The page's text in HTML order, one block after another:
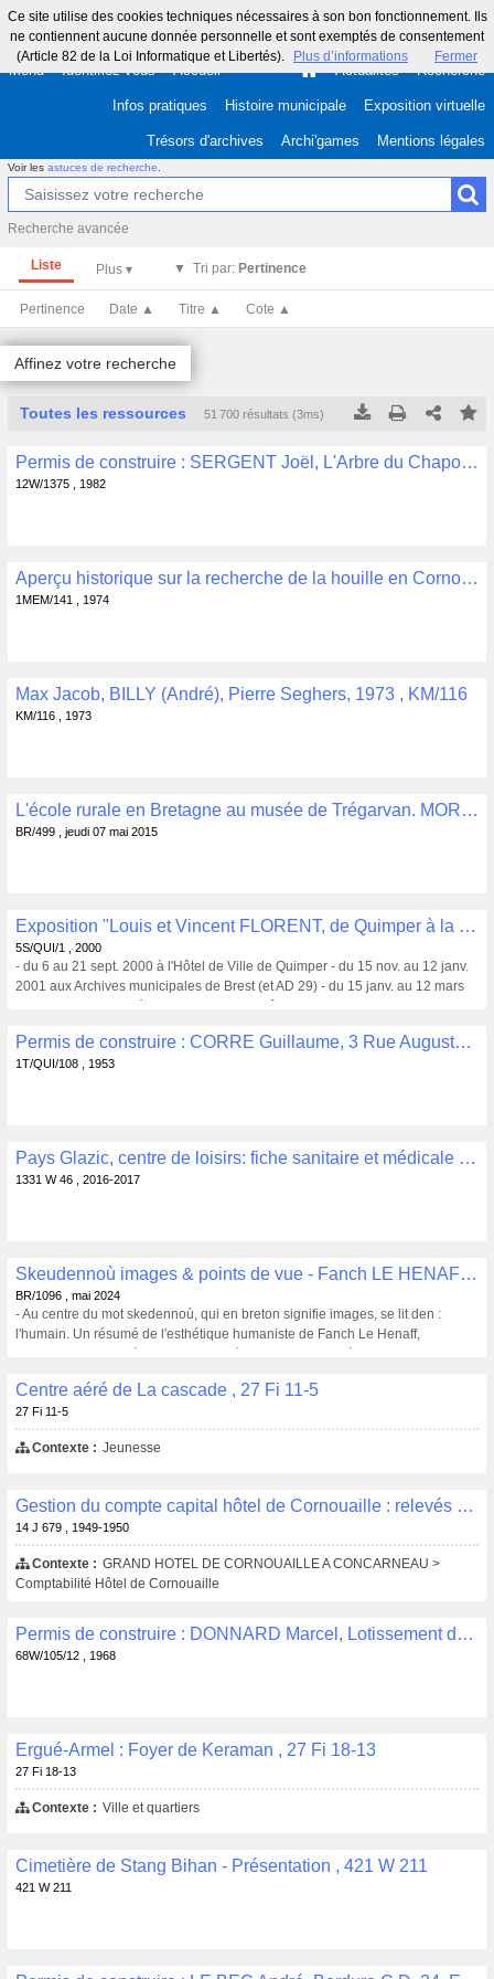
Ce site utilise des cookies techniques nécessaires à son bon fonctionnement. Ils
ne contiennent aucune donnée personnelle et sont exemptés de consentement
(Article 82 de la Loi Informatique et Libertés).
Plus d’informations Fermer
Menu Identifiez-vous Accueil Actualités Recherche
Infos pratiques Histoire municipale Exposition virtuelle
Trésors d'archives Archi'games Mentions légales
Voir les astuces de recherche
Recherche avancée
Liste Tri par: Pertinence
Pertinence Date ▲ Titre ▲ Cote ▲
Affinez votre recherche
Cette pageCette page
Toutes les ressources 51 700 résultats (3ms)
Permis de construire : SERGENT Joël, L'Arbre du Chapon, Ergué-Armel, garage, N° de PC : 1405 accordé le 19-01-1982 , 12W/1375
12W/1375 , 1982
Aperçu historique sur la recherche de la houille en Cornouaille (XVIII-XIXè siècles), PHILIPPE (Joseph), SAF, Quimper, 1974, 16 p. , 1MEM/141
1MEM/141 , 1974
Max Jacob, BILLY (André), Pierre Seghers, 1973 , KM/116
KM/116 , 1973
L'école rurale en Bretagne au musée de Trégarvan. MORISSET Pierre Ed. Ouest-France, Rennes, 1991, 30 p. , BR/499
BR/499 , jeudi 07 mai 2015
Exposition "Louis et Vincent FLORENT, de Quimper à la baie de Tokyo", septembre 2000, Courrier, presse, invitations (2000-2001) , 5S/QUI/1
5S/QUI/1 , 2000
- du 6 au 21 sept. 2000 à l'Hôtel de Ville de Quimper - du 15 nov. au 12 janv.
2001 aux Archives municipales de Brest (et AD 29) - du 15 janv. au 12 mars
Permis de construire : CORRE Guillaume, 3 Rue Auguste Goy, Quimper, garage particulier, N° de PC : 15576 CN accordé le 15-01-1953 , 1T/QUI/108
1T/QUI/108 , 1953
Pays Glazic, centre de loisirs: fiche sanitaire et médicale des enfants , 1331 W 46
1331 W 46 , 2016-2017
Skeudennoù images & points de vue - Fanch LE HENAFF - Locus Solus, Châteaulin, 2019, 175 p. , BR/1096
BR/1096 , mai 2024
- Au centre du mot skedennoù, qui en breton signifie images, se lit den :
l'humain. Un résumé de l'esthétique humaniste de Fanch Le Henaff,
Centre aéré de La cascade , 27 Fi 11-5
27 Fi 11-5
Contexte : Jeunesse
Gestion du compte capital hôtel de Cornouaille : relevés de situation bancaire , 14 J 679
14 J 679 , 1949-1950
Contexte : GRAND HOTEL DE CORNOUAILLE A CONCARNEAU >
Comptabilité Hôtel de Cornouaille
Permis de construire : DONNARD Marcel, Lotissement de Parc-Ménez, Quimper, habitation , N° de PC: 20069/0 accordé le 19-11-1968 , 68W/105/12
68W/105/12 , 1968
Ergué-Armel : Foyer de Keraman , 27 Fi 18-13
27 Fi 18-13
Contexte : Ville et quartiers
Cimetière de Stang Bihan - Présentation , 421 W 211
421 W 211